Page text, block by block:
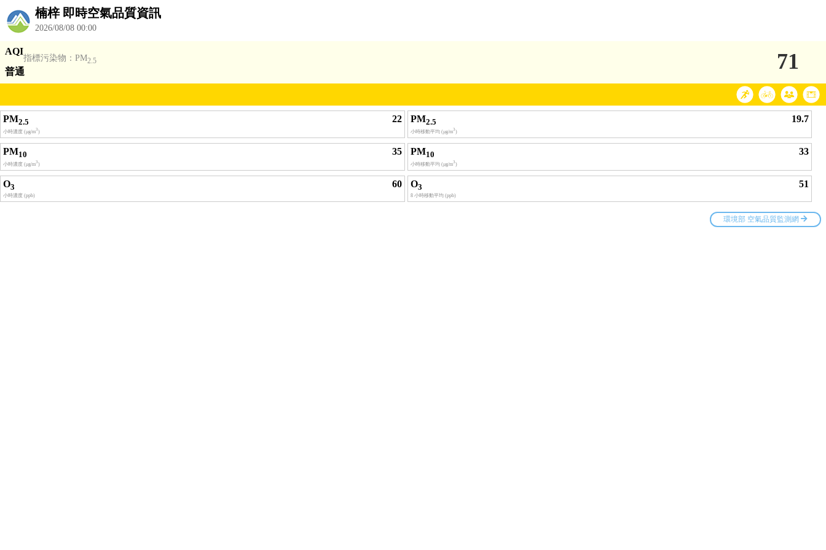
楠梓 即時空氣品質資訊
2026/08/08 00:00
AQI
指標污染物：PM2.5
普通 71
PM2.5 22
小時濃度 (μg/m3)
PM2.5 19.7
小時移動平均 (μg/m3)
PM10 35
小時濃度 (μg/m3)
PM10 33
小時移動平均 (μg/m3)
O3 60
小時濃度 (ppb)
O3 51
8 小時移動平均 (ppb)
環境部 空氣品質監測網